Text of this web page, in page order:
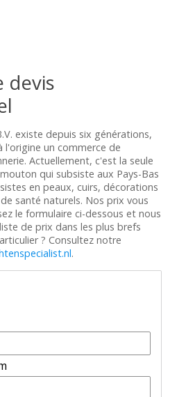
devis
existe depuis six générations,
l'origine un commerce de
Actuellement, c'est la seule
qui subsiste aux Pays-Bas
en peaux, cuirs, décorations
santé naturels. Nos prix vous
le formulaire ci-dessous et nous
de prix dans les plus brefs
? Consultez notre
.